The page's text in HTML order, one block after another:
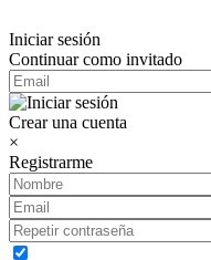
Iniciar sesión
Continuar como invitado
Crear una cuenta
×
Registrarme